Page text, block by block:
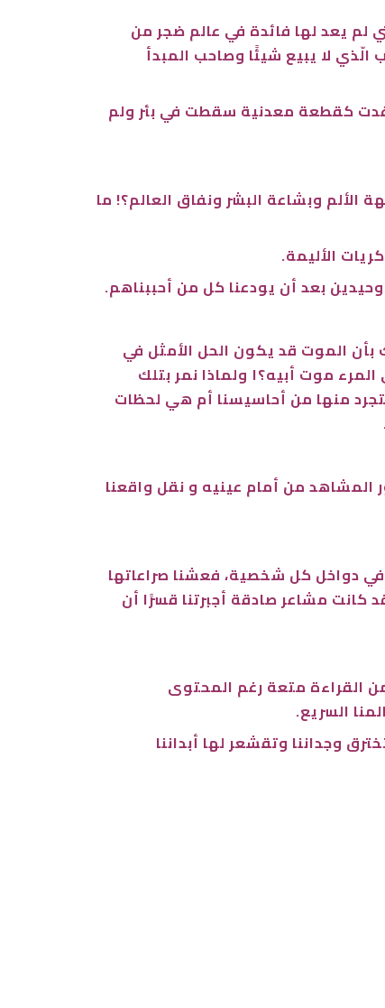
لم يعد لها فائدة في عالم ضجر من
الّذي لا يبيع شيئًا وصاحب المبدأ
غدت كقطعة معدنية سقطت في بئر ولم
وبشاعة البشر ونفاق العالم؟! ما
الأليمة.
بعد أن يودعنا كل من أحببناهم.
بأن الموت قد يكون الحل الأمثل في
مثل هذه الحياة الّتي لا تتقدم قدر أنملة نحو الأمل والسعادة والأمان أو السلام. هل حقًّا يمكن أن يتمنى المرء موت أبيه؟١ ولماذا نمر بتلك
منها من أحاسيسنا أم هي لحظات
من أمام عينيه و نقل واقعنا
في دواخل كل شخصية، فعشنا صراعاتها
كانت مشاعر صادقة أجبرتنا قسرًا أن
القراءة متعة رغم المحتوى
السريع.
وجداننا وتقشعر لها أبداننا